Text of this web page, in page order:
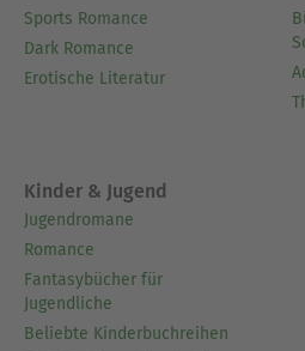
Sports Romance
Dark Romance
Erotische Literatur
Kinder & Jugend
Jugendromane
Romance
Fantasybücher für
Jugendliche
Beliebte Kinderbuchreihen